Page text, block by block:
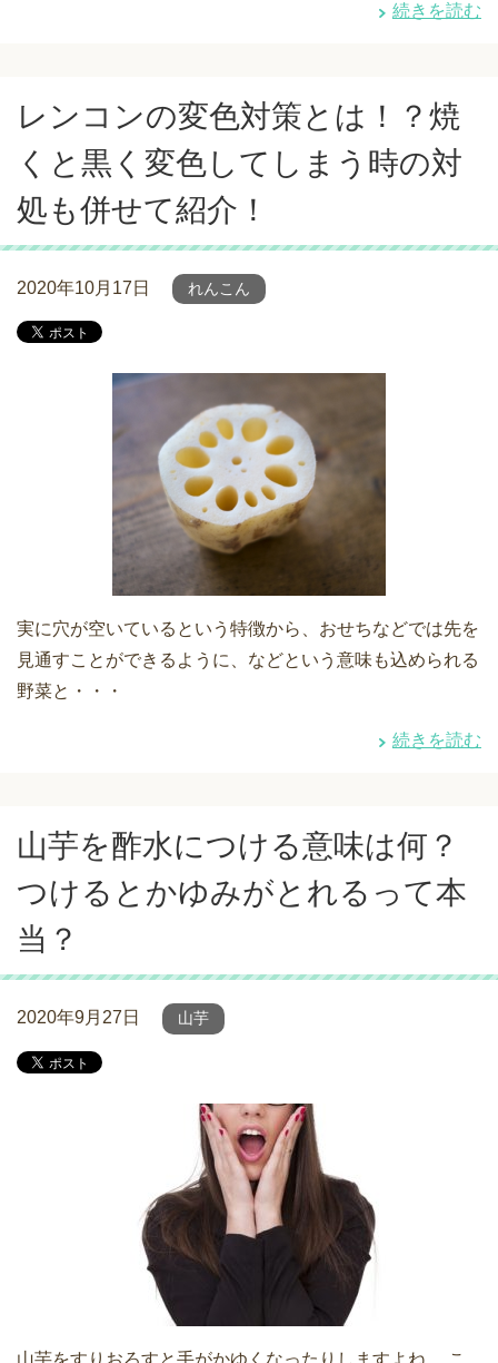
続きを読む
レンコンの変色対策とは！？焼
くと黒く変色してしまう時の対
処も併せて紹介！
2020年10月17日 れんこん
実に穴が空いているという特徴から、おせちなどでは先を
見通すことができるように、などという意味も込められる
野菜と・・・
続きを読む
山芋を酢水につける意味は何？
つけるとかゆみがとれるって本
当？
2020年9月27日 山芋
山芋をすりおろすと手がかゆくなったりしますよね。 こ